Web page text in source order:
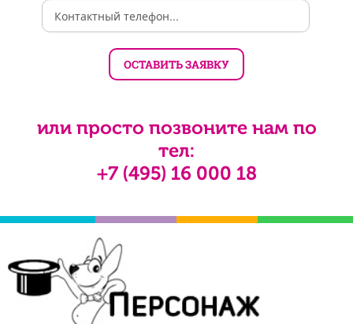
или просто позвоните нам по
тел:
+7 (495) 16 000 18